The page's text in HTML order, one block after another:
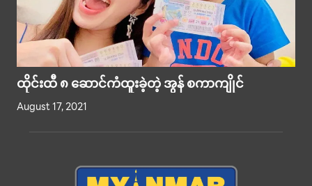
ထိုင်းထီ ၈ ဆောင်ကံထူးခဲ့တဲ့ အွန် စကာကျိုင်
August 17, 2021